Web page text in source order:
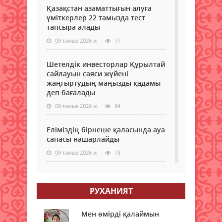
300
түп
және
білім
беру
5
Қазақстан азаматтығын алуға
үміткерлер 22 тамызда тест
тапсыра алады
09 тамыз 2026 ж. 77
Шетелдік инвесторлар Құрылтай
сайлауын саяси жүйені
жаңғыртудың маңызды қадамы
деп бағалады
09 тамыз 2026 ж. 94
Еліміздің бірнеше қаласында ауа
сапасы нашарлайды
09 тамыз 2026 ж. 73
электронды визаны іске қосады
09 тамыз 2026 ж. 81
РУХАНИЯТ
Мен өмірді қалаймын